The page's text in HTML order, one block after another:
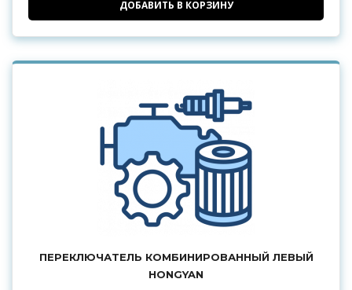
ДОБАВИТЬ В КОРЗИНУ
ПЕРЕКЛЮЧАТЕЛЬ КОМБИНИРОВАННЫЙ ЛЕВЫЙ
HONGYAN